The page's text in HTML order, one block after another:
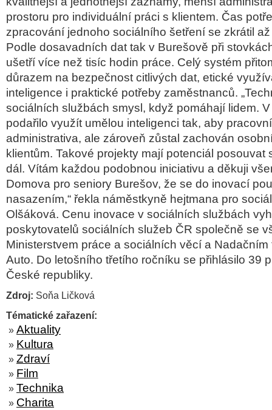
prostoru pro individuální práci s klientem. Čas
zpracování jednoho sociálního šetření se zkrátil
Podle dosavadních dat tak v Burešově při
ušetří více než tisíc hodin práce. Celý systém
důrazem na bezpečnost citlivých dat, etické
inteligence i praktické potřeby zaměstnanců.
sociálních službách smysl, když pomáhají lidem.
podařilo využít umělou inteligenci tak, aby
administrativa, ale zároveň zůstal zachován
klientům. Takové projekty mají potenciál posouvat
dál. Vítám každou podobnou iniciativu a děkuji
Domova pro seniory Burešov, že se do inovací
nasazením,“ řekla náměstkyně hejtmana pro
Olšáková. Cenu inovace v sociálních službách
poskytovatelů sociálních služeb ČR společně se
Ministerstvem práce a sociálních věcí a
Auto. Do letošního třetího ročníku se přihlásilo 39
České republiky.
Zdroj: Soňa Ličková
Tématické zařazení:
» Aktuality
» Kultura
» Zdraví
» Film
» Technika
» Charita